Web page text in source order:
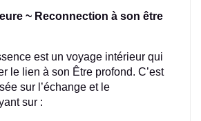
~ Reconnection à son être
est un voyage intérieur qui
le lien à son Être profond. C’est
sur l’échange et le
sur :